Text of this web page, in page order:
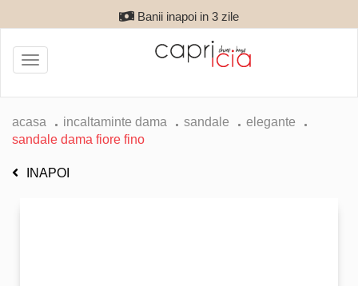
Banii inapoi in 3 zile
Toggle
navigation
acasa incaltaminte dama sandale
elegante
sandale dama fiore fino
INAPOI